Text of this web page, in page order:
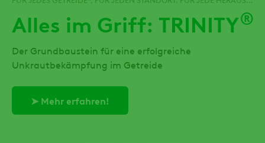
Alles im Griff: TRINITY®
Der Grundbaustein für eine erfolgreiche
Unkrautbekämpfung im Getreide
➤ Mehr erfahren!